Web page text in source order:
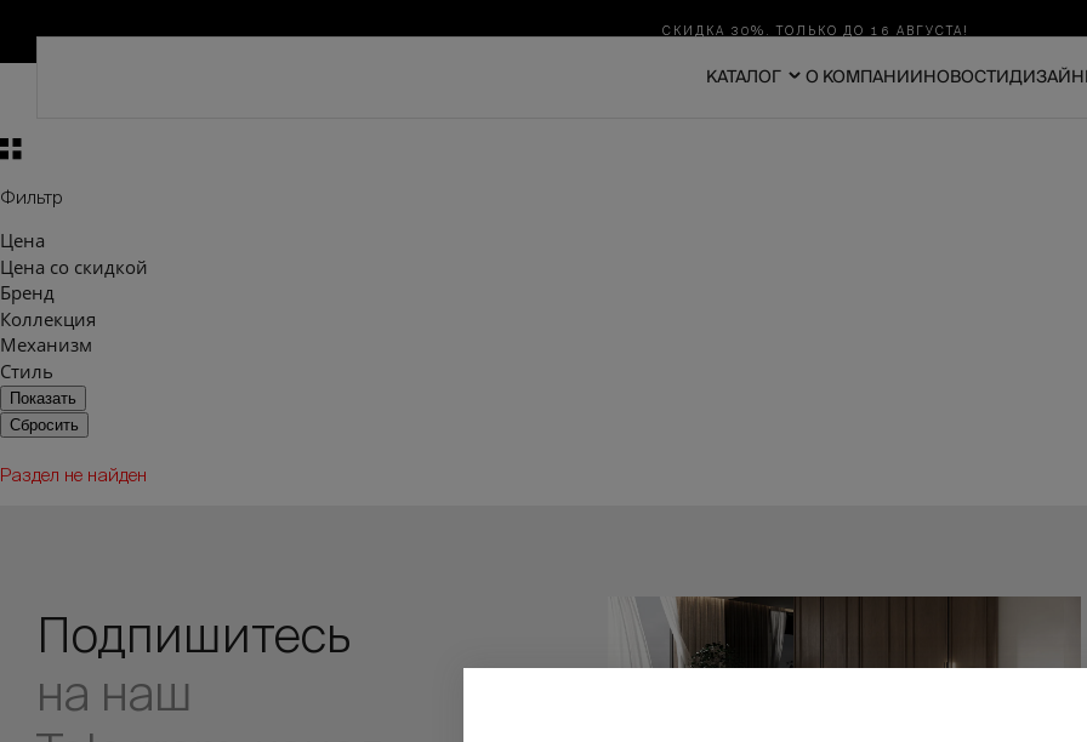
СКИДКА 30%. ТОЛЬКО ДО 16 АВГУСТА!
КАТАЛОГ О КОМПАНИИНОВОСТИ
Фильтр
Цена
Цена со скидкой
Бренд
Коллекция
Механизм
Стиль
Раздел не найден
Подпишитесь
на наш